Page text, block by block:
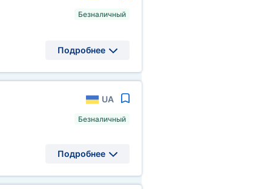
Безналичный
Подробнее
UA
Безналичный
Подробнее